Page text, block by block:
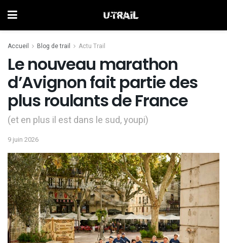
Accueil Blog de trail Actu Trail
Le nouveau marathon
d’Avignon fait partie des
plus roulants de France
(et en plus il est dans le sud, youpi)
9 juin 2026